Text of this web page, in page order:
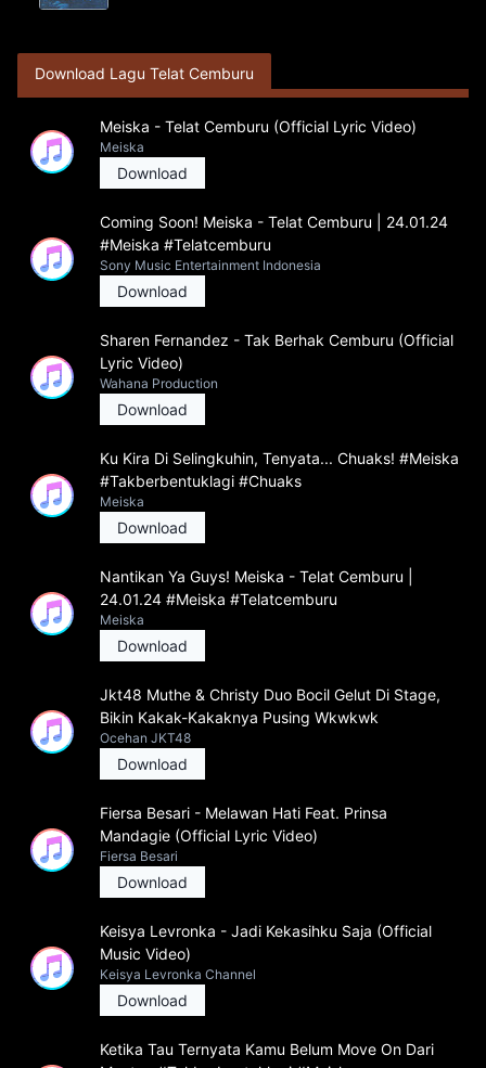
Download Lagu Telat Cemburu
Meiska - Telat Cemburu (Official Lyric Video)
Meiska
Download
Coming Soon! Meiska - Telat Cemburu | 24.01.24
#Meiska #Telatcemburu
Sony Music Entertainment Indonesia
Download
Sharen Fernandez - Tak Berhak Cemburu (Official
Lyric Video)
Wahana Production
Download
Ku Kira Di Selingkuhin, Tenyata... Chuaks! #Meiska
#Takberbentuklagi #Chuaks
Meiska
Download
Nantikan Ya Guys! Meiska - Telat Cemburu |
24.01.24 #Meiska #Telatcemburu
Meiska
Download
Jkt48 Muthe & Christy Duo Bocil Gelut Di Stage,
Bikin Kakak-Kakaknya Pusing Wkwkwk
Ocehan JKT48
Download
Fiersa Besari - Melawan Hati Feat. Prinsa
Mandagie (Official Lyric Video)
Fiersa Besari
Download
Keisya Levronka - Jadi Kekasihku Saja (Official
Music Video)
Keisya Levronka Channel
Download
Ketika Tau Ternyata Kamu Belum Move On Dari